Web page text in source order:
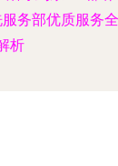
务部优质服务全
析